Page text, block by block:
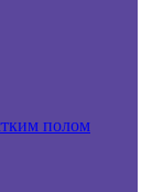
полом